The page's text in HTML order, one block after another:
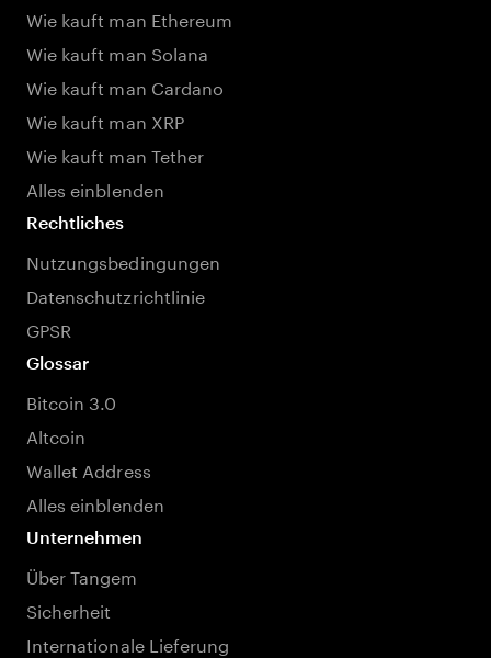
Wie kauft man Ethereum
Wie kauft man Solana
Wie kauft man Cardano
Wie kauft man XRP
Wie kauft man Tether
Alles einblenden
Rechtliches
Nutzungsbedingungen
Datenschutzrichtlinie
GPSR
Glossar
Bitcoin 3.0
Altcoin
Wallet Address
Alles einblenden
Unternehmen
Über Tangem
Sicherheit
Internationale Lieferung